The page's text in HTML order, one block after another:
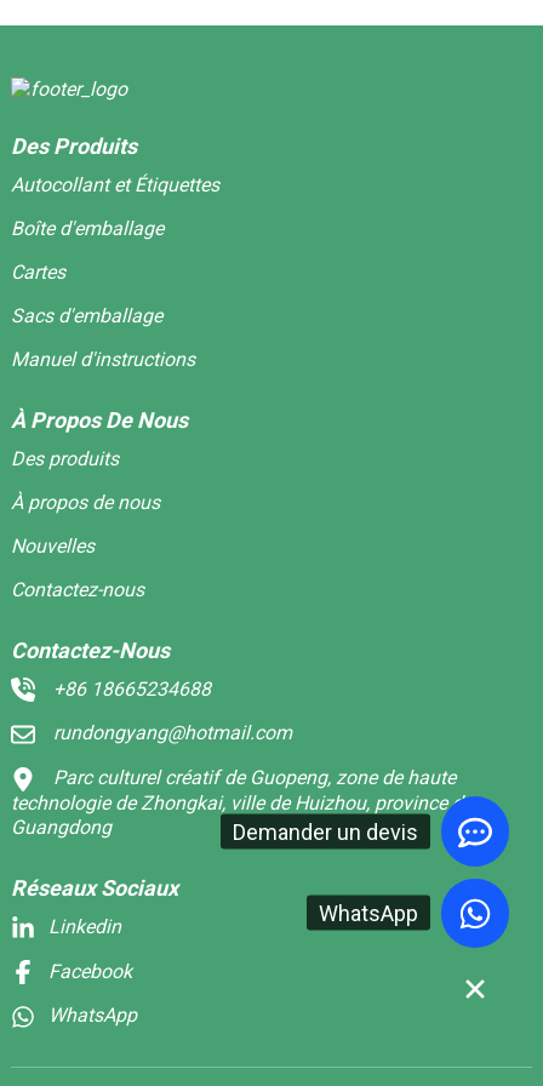
Demander un devis
WhatsApp
Des Produits
Autocollant et Étiquettes
Boîte d'emballage
Cartes
Sacs d'emballage
Manuel d'instructions
À Propos De Nous
Des produits
À propos de nous
Nouvelles
Contactez-nous
Contactez-Nous
+86 18665234688
rundongyang@hotmail.com
Parc culturel créatif de Guopeng, zone de haute
technologie de Zhongkai, ville de Huizhou, province du
Guangdong
Réseaux Sociaux
Linkedin
Facebook
WhatsApp